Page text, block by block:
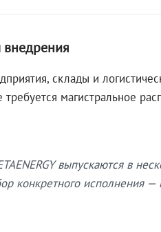
склады и
требуется магистральное
выпускаются в
конкретного исполнения —